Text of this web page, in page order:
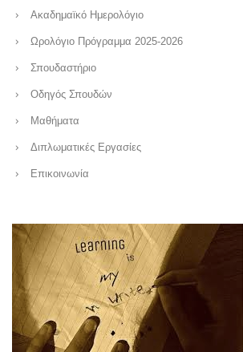
Ακαδημαϊκό Ημερολόγιο
Ωρολόγιο Πρόγραμμα 2025-2026
Σπουδαστήριο
Οδηγός Σπουδών
Μαθήματα
Διπλωματικές Εργασίες
Επικοινωνία